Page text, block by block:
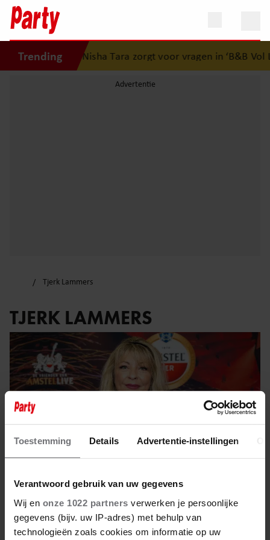
Toestemming Details Advertentie-instellingen
Verantwoord gebruik van uw gegevens
Wij en onze 1022 partners verwerken je persoonlijke
gegevens (bijv. uw IP-adres) met behulp van
technologieën zoals cookies om informatie op uw
Trendingvan Nisha Tara zorgt voor vragen in ‘B&B Vol
Tjerk Lammers
TJERK LAMMERS
11 januari 2025